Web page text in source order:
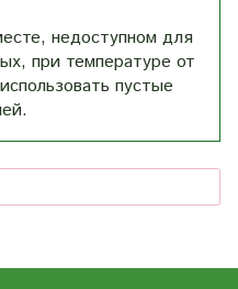
недоступном для
при температуре от
пустые